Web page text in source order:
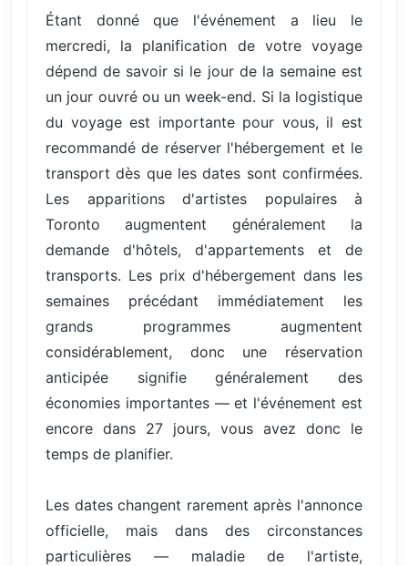
Étant donné que l'événement a lieu le
mercredi, la planification de votre voyage
dépend de savoir si le jour de la semaine est
un jour ouvré ou un week-end. Si la logistique
du voyage est importante pour vous, il est
recommandé de réserver l'hébergement et le
transport dès que les dates sont confirmées.
Les apparitions d'artistes populaires à
Toronto augmentent généralement la
demande d'hôtels, d'appartements et de
transports. Les prix d'hébergement dans les
semaines précédant immédiatement les
grands programmes augmentent
considérablement, donc une réservation
anticipée signifie généralement des
économies importantes — et l'événement est
encore dans 27 jours, vous avez donc le
temps de planifier.
Les dates changent rarement après l'annonce
officielle, mais dans des circonstances
particulières — maladie de l'artiste,